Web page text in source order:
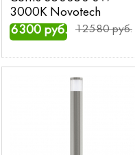
3000K Novotech
6300 руб. 12580 руб.